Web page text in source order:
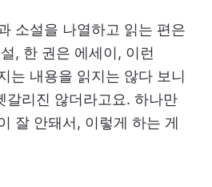
소설을 나열하고 읽는 편은
, 한 권은 에세이, 이런
는 내용을 읽지는 않다 보니
갈리진 않더라고요. 하나만
잘 안돼서, 이렇게 하는 게